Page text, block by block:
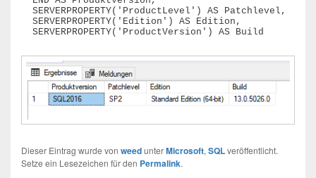
  SERVERPROPERTY('ProductVersion') AS Build
Dieser Eintrag wurde von weedunterMicrosoft, SQLveröffentlicht.
Setze ein Lesezeichen für den Permalink.